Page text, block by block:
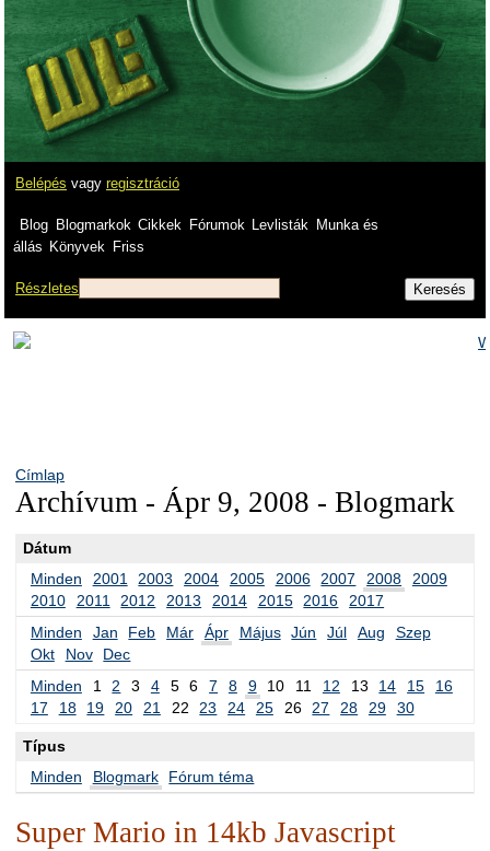
Belépés vagy regisztráció
Blog Blogmarkok Cikkek Fórumok Levlisták
Munka és
állás Könyvek Friss
Részletes
Címlap
Archívum - Ápr 9, 2008 - Blogmark
Dátum
Minden
2001 2003 2004 2005 2006 2007 2008
2009
2010
2011 2012 2013 2014 2015 2016
2017
Minden
Jan Feb Már Ápr Május Jún Júl Aug
Szep
Okt
Nov
Dec
Minden
1 2 3 4 5 6 7 8 9 10 11 12 13 14 15
16
17
18 19 20 21 22 23 24 25 26 27 28 29 30
Típus
Minden
Blogmark Fórum téma
Super Mario in 14kb Javascript